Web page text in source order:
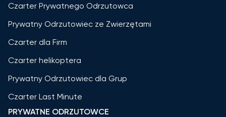
Czarter Prywatnego Odrzutowca
Prywatny Odrzutowiec ze Zwierzętami
Czarter dla Firm
Czarter helikoptera
Prywatny Odrzutowiec dla Grup
Czarter Last Minute
PRYWATNE ODRZUTOWCE